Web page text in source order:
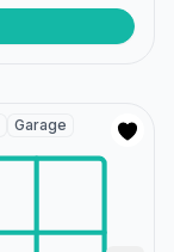
Garage